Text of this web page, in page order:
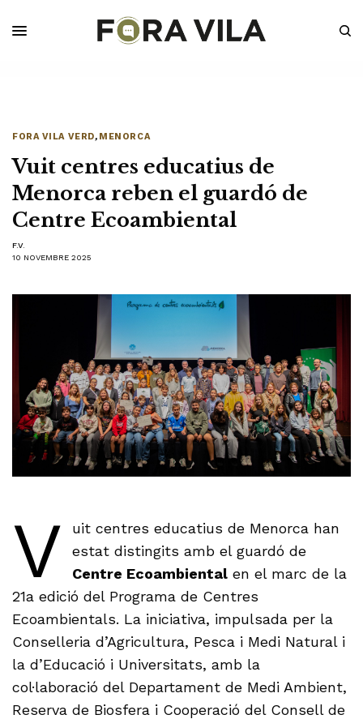
FORA VILA VERD, MENORCA
Vuit centres educatius de
Menorca reben el guardó de
Centre Ecoambiental
F.V.
10 NOVEMBRE 2025
V
uit centres educatius de Menorca han
estat distingits amb el guardó de
Centre Ecoambientalen el marc de la
21a edició del Programa de Centres
Ecoambientals. La iniciativa, impulsada per la
Conselleria d’Agricultura, Pesca i Medi Natural i
la d’Educació i Universitats, amb la
col·laboració del Departament de Medi Ambient,
Reserva de Biosfera i Cooperació del Consell de